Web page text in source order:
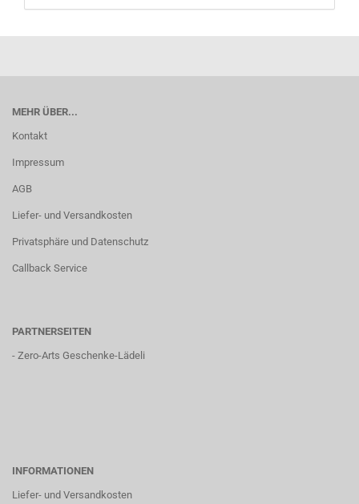
MEHR ÜBER...
Kontakt
Impressum
AGB
Liefer- und Versandkosten
Privatsphäre und Datenschutz
Callback Service
PARTNERSEITEN
- Zero-Arts Geschenke-Lädeli
INFORMATIONEN
Liefer- und Versandkosten